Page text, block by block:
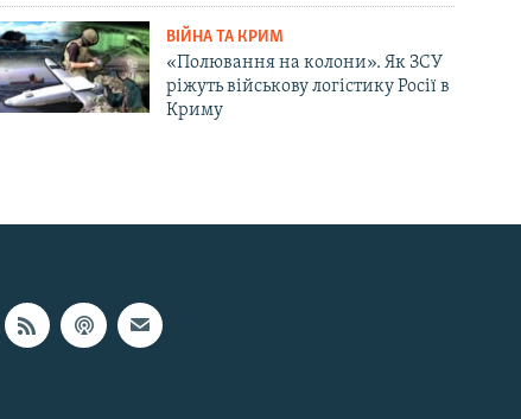
ВІЙНА ТА КРИМ
«Полювання на колони». Як ЗСУ
ріжуть військову логістику Росії в
Криму